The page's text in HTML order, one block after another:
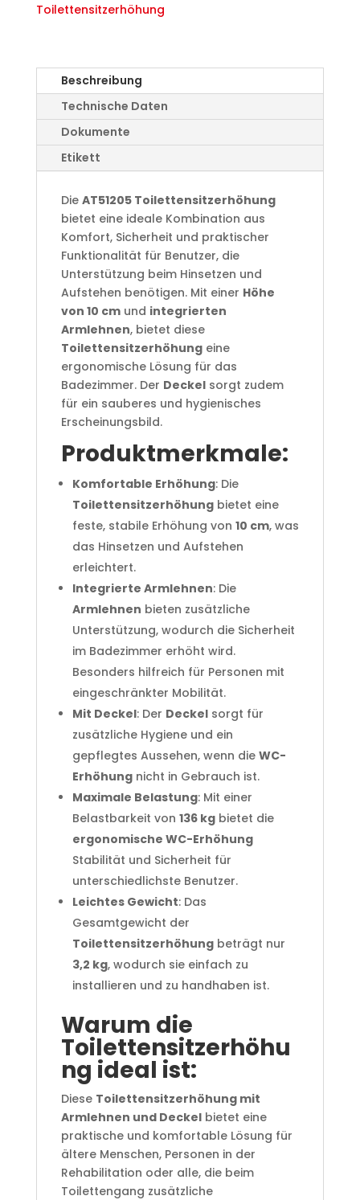
Toilettensitzerhöhung
Beschreibung
Technische Daten
Dokumente
Etikett
Die AT51205 Toilettensitzerhöhung
bietet eine ideale Kombination aus
Komfort, Sicherheit und praktischer
Funktionalität für Benutzer, die
Unterstützung beim Hinsetzen und
Aufstehen benötigen. Mit einer Höhe
von 10 cmund integrierten
Armlehnen, bietet diese
Toilettensitzerhöhungeine
ergonomische Lösung für das
Badezimmer. Der Deckelsorgt zudem
für ein sauberes und hygienisches
Erscheinungsbild.
Produktmerkmale:
Komfortable Erhöhung: Die
Toilettensitzerhöhungbietet eine
feste, stabile Erhöhung von 10 cm, was
das Hinsetzen und Aufstehen
erleichtert.
Integrierte Armlehnen: Die
Armlehnen bieten zusätzliche
Unterstützung, wodurch die Sicherheit
im Badezimmer erhöht wird.
Besonders hilfreich für Personen mit
eingeschränkter Mobilität.
Mit Deckel: Der Deckelsorgt für
zusätzliche Hygiene und ein
gepflegtes Aussehen, wenn die WC-
Erhöhungnicht in Gebrauch ist.
Maximale Belastung: Mit einer
Belastbarkeit von 136 kgbietet die
ergonomische WC-Erhöhung
Stabilität und Sicherheit für
unterschiedlichste Benutzer.
Leichtes Gewicht: Das
Gesamtgewicht der
Toilettensitzerhöhungbeträgt nur
3,2 kg, wodurch sie einfach zu
installieren und zu handhaben ist.
Warum die
Toilettensitzerhöhu
ng ideal ist:
Diese Toilettensitzerhöhung mit
Armlehnen und Deckelbietet eine
praktische und komfortable Lösung für
ältere Menschen, Personen in der
Rehabilitation oder alle, die beim
Toilettengang zusätzliche